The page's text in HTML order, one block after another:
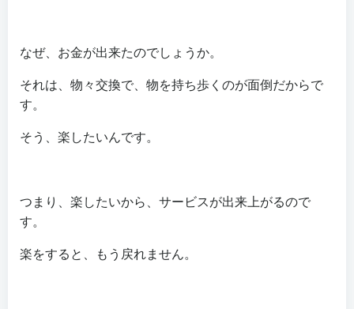
なぜ、お金が出来たのでしょうか。
それは、物々交換で、物を持ち歩くのが面倒だからで
す。
そう、楽したいんです。
つまり、楽したいから、サービスが出来上がるので
す。
楽をすると、もう戻れません。